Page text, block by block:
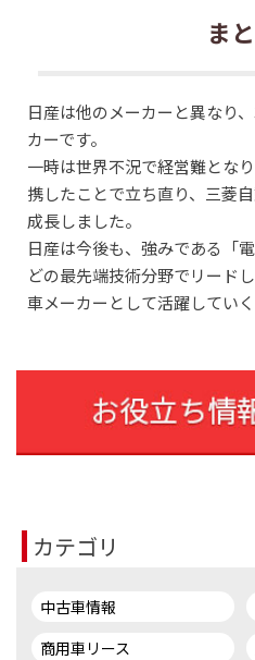
ま
日産は他のメーカーと異なり
カーです。
一時は世界不況で経営難とな
携したことで立ち直り、三菱
成長しました。
日産は今後も、強みである「
どの最先端技術分野でリード
車メーカーとして活躍していく
カテゴリ
中古車情報
商用車リース